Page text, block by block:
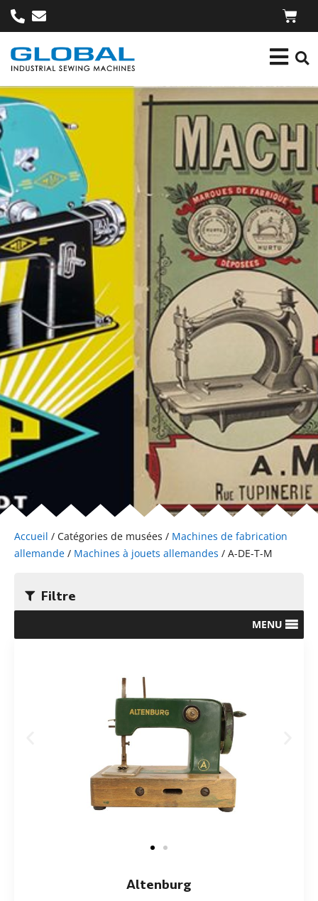
Accueil / Catégories de musées / Machines de fabrication
allemande / Machines à jouets allemandes / A-DE-T-M
Filtre
MENU
Altenburg